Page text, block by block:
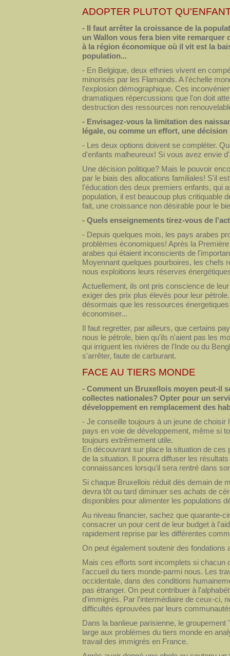
ADOPTER PLUTOT
- Il faut arrêter la croissance de la
un Wallon vous fera bien vite
à la région économique où il vit est la
population...
- En Belgique, deux ethnies vivent en
minorisés par les Flamands. A l'échelle
l'explosion démographique. Ces
dramatiques répercussions que l'on doit
destruction des ressources non
- Envisagez-vous la limitation des
légale, ou comme un effort, une
- Les deux options doivent se compléter.
d'enfants malheureux! Si vous avez envie
Une décision politique? Mais le pouvoir
par le biais des allocations familiales! S'il
l'éducation des deux premiers enfants, qui
population, il est beaucoup plus critiquable
fait, une croissance non désirable pour le
- Quels enseignements tirez-vous de
- Depuis quelques mois, les pays arabes
problèmes économiques! Après la
arabes qui étaient inconscients de
Moyennant quelques pourboires, les chefs
nous exploitions leurs réserves
Actuellement, ils ont pris conscience de
exiger des prix plus élevés pour leur
désormais que les ressources
économiser...
Il faut regretter, par ailleurs, que certains
nous le pétrole, bien qu'ils n'aient pas les
qui irriguent les rivières de l'Inde ou du
s'arrêter, faute de carburant.
FACE AU TIERS MONDE
- Comment un Bruxellois moyen peut-il
collectes nationales? Opter pour un
développement en remplacement des
- Je conseille toujours à un jeune de
pays en voie de développement, même si
toujours extrêmement utile.
En découvrant sur place la situation de
de la situation. Il pourra diffuser les
connaissances lorsqu'il sera rentré dans
Si chaque Bruxellois réduit dès demain de
devra tôt ou tard diminuer ses achats de
disponibles pour alimenter les populations
Au niveau financier, sachez que quarante-
consacrer un pour cent de leur budget à
rapidement reprise par les différentes
On peut également soutenir des
Mais ces efforts sont incomplets si chacun
l'accueil du tiers monde-parmi nous. Les
occidentale, dans des conditions
pas étranger. On peut contribuer à
d'immigrés. Par l'intermédiaire de ceux-ci,
difficultés éprouvées par leurs
Dans la banlieue parisienne, le
large aux problèmes du tiers monde en
travail des immigrés en France.